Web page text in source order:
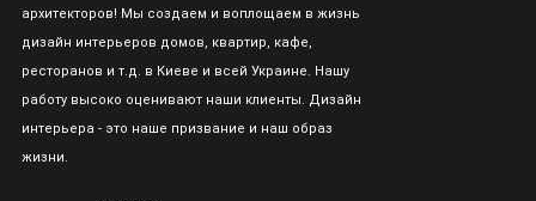
архитекторов! Мы создаем и воплощаем в жизнь
дизайн интерьеров домов, квартир, кафе,
ресторанов и т.д. в Киеве и всей Украине. Нашу
работу высоко оценивают наши клиенты. Дизайн
интерьера - это наше призвание и наш образ
жизни.